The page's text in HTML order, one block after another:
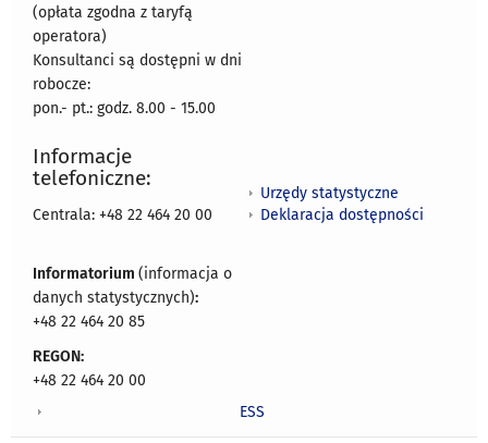
(opłata zgodna z taryfą
operatora)
Konsultanci są dostępni w dni
robocze:
pon.- pt.: godz. 8.00 - 15.00
Informacje
telefoniczne:
Centrala: +48 22 464 20 00
Informatorium (informacja o
danych statystycznych):
+48 22 464 20 85
REGON:
+48 22 464 20 00
Urzędy statystyczne
Deklaracja dostępności
ESS